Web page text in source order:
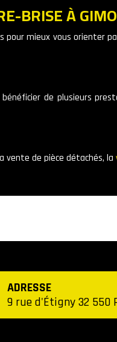
BRISE À
pour mieux vous orienter
de plusieurs
vente de pièce détachés, la
ADRESSE
9 rue d'Étigny 32 550